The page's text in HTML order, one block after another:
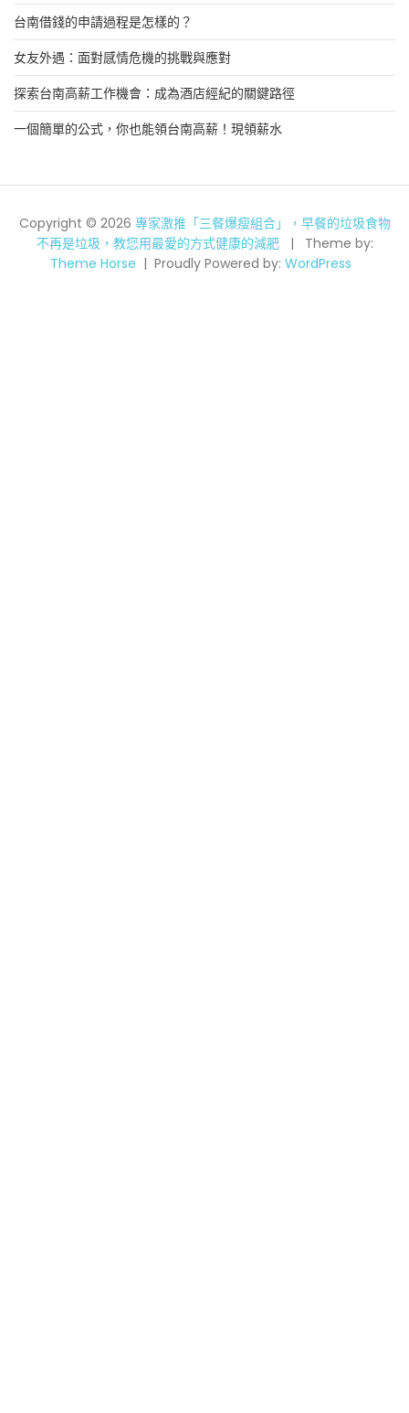
台南借錢的申請過程是怎樣的？
女友外遇：面對感情危機的挑戰與應對
探索台南高薪工作機會：成為酒店經紀的關鍵路徑
一個簡單的公式，你也能領台南高薪！現領薪水
Copyright © 2026 專家激推「三餐爆瘦組合」，早餐的垃圾食物
不再是垃圾，教您用最愛的方式健康的減肥
Theme by:
Theme Horse
Proudly Powered by: WordPress